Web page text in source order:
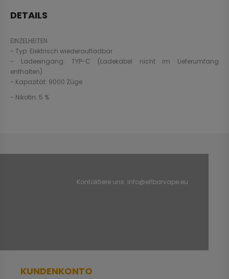
DETAILS
EINZELHEITEN
- Typ: Elektrisch wiederaufladbar
- Ladeeingang: TYP-C (Ladekabel nicht im Lieferumfang
enthalten)
- Kapazität: 9000 Züge
- Nikotin: 5 %
Kontaktiere uns: info@elfbarvape.eu
KUNDENKONTO